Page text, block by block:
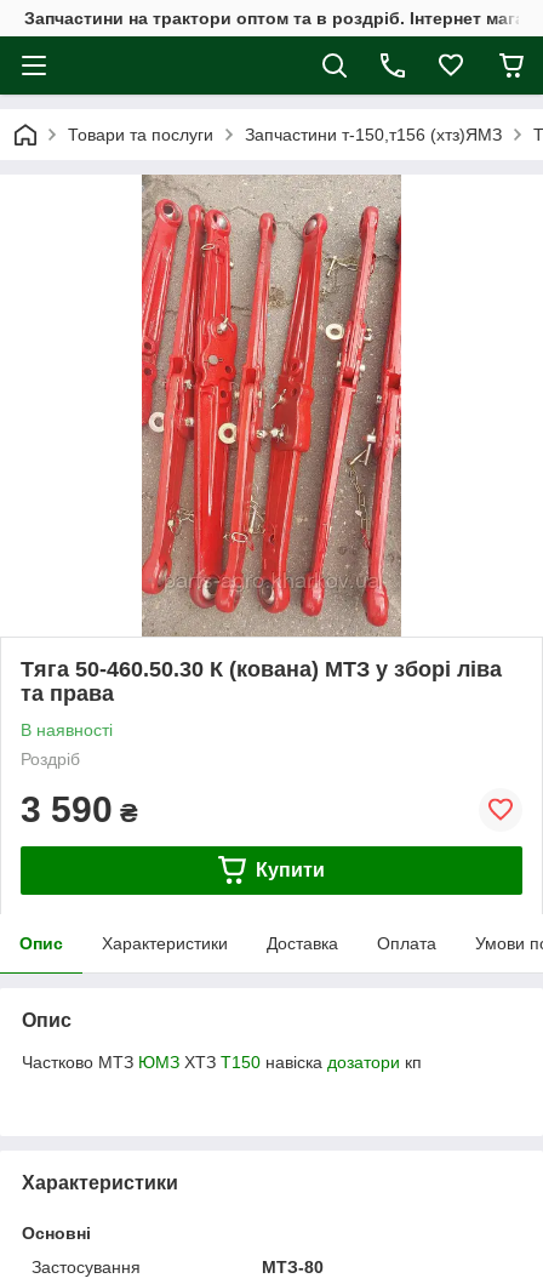
Запчастини на трактори оптом та в роздріб. Інтернет
Товари та послуги Запчастини т-150,т156 (хтз)ЯМЗ
Тяга 50-460.50.30 К (кована) МТЗ у зборі ліва
та права
В наявності
Роздріб
3 590 ₴
Купити
Опис Характеристики Доставка Оплата Умови
Опис
Частково МТЗ ЮМЗ ХТЗ Т150 навіска дозатори кп
Характеристики
Основні
Застосування
МТЗ-80